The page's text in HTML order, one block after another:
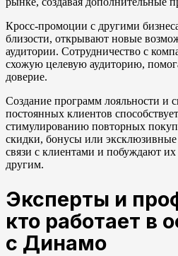
Кросс-промоции с другими
близости, открывают новые
аудитории. Сотрудничество с
схожую целевую аудиторию,
доверие.
Создание программ лояльности и
постоянных клиентов
стимулированию повторных
скидки, бонусы или
связи с клиентами и побуждают их
другим.
Эксперты и
кто работает в
с Динамо